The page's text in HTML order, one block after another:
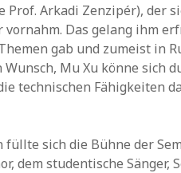
Prof. Arkadi Zenzipér), der
vornahm. Das gelang ihm
gab und zumeist in
Mu Xu könne sich
technischen Fähigkeiten
füllte sich die Bühne der
dem studentische